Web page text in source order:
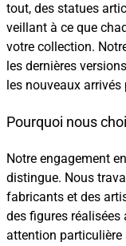
tout, des statues
veillant à ce que
votre collection.
les dernières
les nouveaux
Pourquoi nous
Notre engagement
distingue. Nous
fabricants et des
des figures
attention particulière